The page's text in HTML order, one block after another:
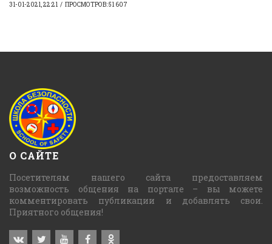
31-01-2021, 22:21 ПРОСМОТРОВ: 51 607
О САЙТЕ
Посетителям нашего сайта предоставляем
возможность общения на портале – вы можете
комментировать публикации и добавлять свои.
Приятного общения!